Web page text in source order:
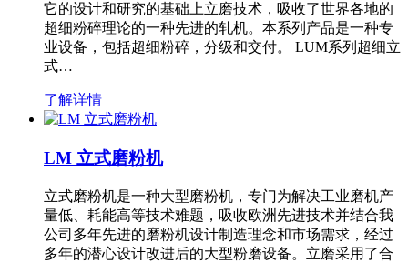
它的设计和研究的基础上立磨技术，吸收了世界各地的
超细粉碎理论的一种先进的轧机。本系列产品是一种专
业设备，包括超细粉碎，分级和交付。 LUM系列超细立
式…
了解详情
LM 立式磨粉机
立式磨粉机是一种大型磨粉机，专门为解决工业磨机产
量低、耗能高等技术难题，吸收欧洲先进技术并结合我
公司多年先进的磨粉机设计制造理念和市场需求，经过
多年的潜心设计改进后的大型粉磨设备。立磨采用了合